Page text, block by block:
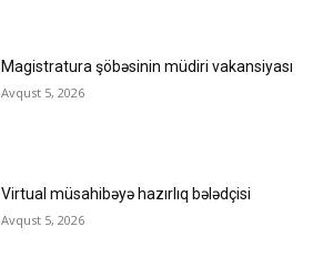
Magistratura şöbəsinin müdiri vakansiyası
Avqust 5, 2026
Virtual müsahibəyə hazırlıq bələdçisi
Avqust 5, 2026